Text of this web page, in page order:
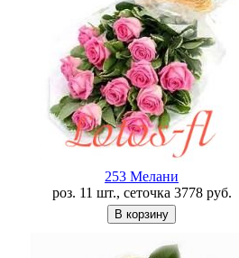
253 Мелани
роз. 11 шт., сеточка 3778 руб.